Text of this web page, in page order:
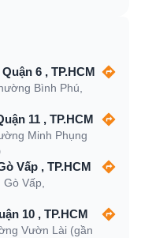
6 , TP.HCM
Bình Phú,
11 , TP.HCM
Minh Phụng
Vấp , TP.HCM
Vấp,
10 , TP.HCM
Vườn Lài (gần